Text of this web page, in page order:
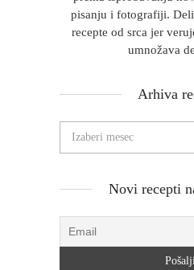
pisanju i fotografiji.
recepte od srca jer
umnožava
Arhiva
Novi recepti